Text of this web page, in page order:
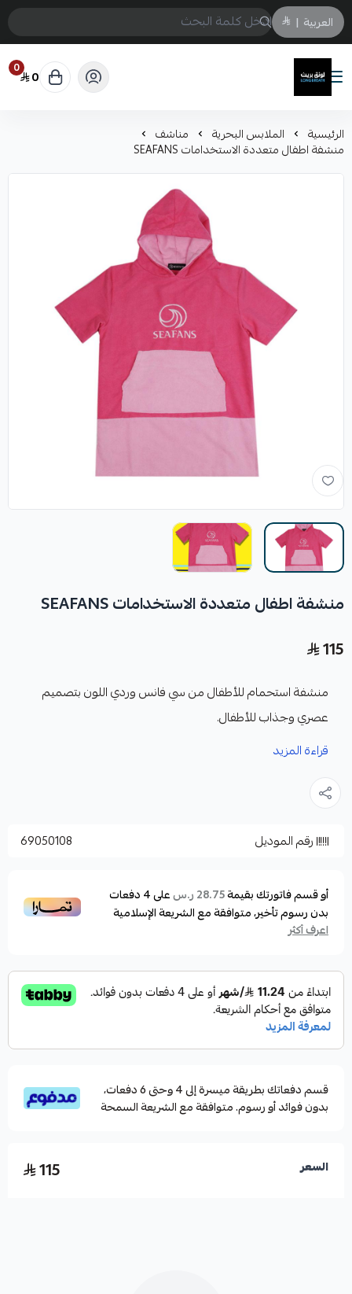
العربية |
لونق بريث
0 0
الرئيسية الملابس البحرية مناشف
منشفة اطفال متعددة الاستخدامات SEAFANS
منشفة اطفال متعددة الاستخدامات SEAFANS
115
منشفة استحمام للأطفال من سي فانس وردي اللون بتصميم
عصري وجذاب للأطفال.
المميزات:
الطول مع العرض مفصل لكى تتناسب مع الجميع وتمنحك
هودى واسع ومريح مدبل بطبقة اضافية سميكة سريعة فى
امتصاص الماء والتجفيف
حمامات السباحة، وغيرها
مناسبة لعمر من 5 الى 10 سنوات
قراءة المزيد
رقم الموديل 69050108
أو قسم فاتورتك بقيمة28.75 ر.س على4دفعات
بدون رسوم تأخير، متوافقة مع الشريعة الإسلامية
اعرف أكثر
قسم دفعاتك بطريقة ميسرة إلى 4 وحتى 6 دفعات،
بدون فوائد أو رسوم. متوافقة مع الشريعة السمحة
السعر 115